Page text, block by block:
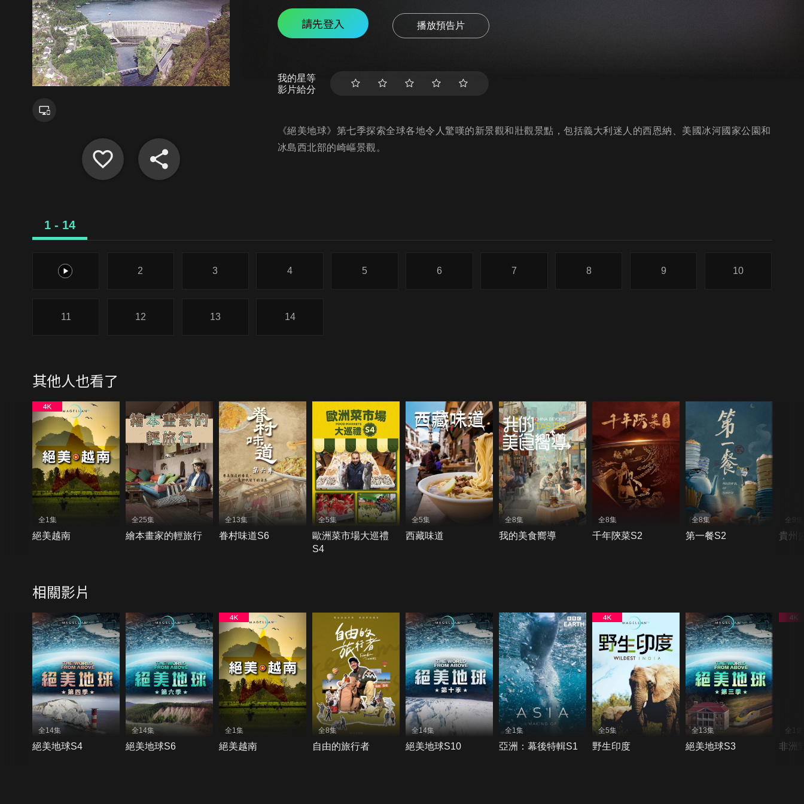
請先登入 播放預告片
我的星等
影片給分
《絕美地球》第七季探索全球各地令人驚嘆的新景觀和壯觀景點，包括義大利迷人的西恩納、美國冰河國家公園和
冰島西北部的崎嶇景觀。
1 - 14
1 2 3 4 5 6 7 8 9 10
11 12 13 14
其他人也看了
全1集
絕美越南
全25集
繪本畫家的輕旅行
全13集
眷村味道S6
全5集
歐洲菜市場大巡禮
S4
全5集
西藏味道
全8集
我的美食嚮導
全8集
千年陝菜S2
全8集
第一餐S2
全9集
貴州
相關影片
全14集
絕美地球S4
全14集
絕美地球S6
全1集
絕美越南
全8集
自由的旅行者
全14集
絕美地球S10
全1集
亞洲：幕後特輯S1
全5集
野生印度
全13集
絕美地球S3
全1集
非洲